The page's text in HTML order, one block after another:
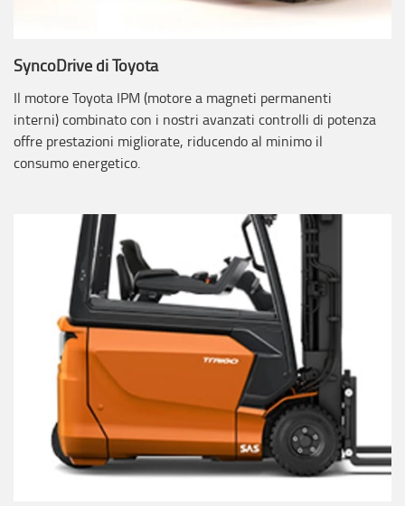
SyncoDrive di Toyota
Il motore Toyota IPM (motore a magneti permanenti
interni) combinato con i nostri avanzati controlli di potenza
offre prestazioni migliorate, riducendo al minimo il
consumo energetico.